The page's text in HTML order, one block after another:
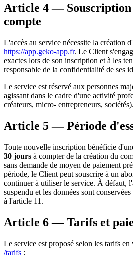
Article 4 — Souscription
compte
L'accès au service nécessite la création
https://app.geko-app.fr. Le Client
exactes lors de son inscription et à les
responsable de la confidentialité de ses
Le service est réservé aux personnes
agissant dans le cadre d'une activité
créateurs, micro- entrepreneurs, sociétés).
Article 5 — Période
Toute nouvelle inscription bénéficie
30 jours à compter de la création du
sans demande de moyen de paiement
période, le Client peut souscrire à un
continuer à utiliser le service. À défaut,
suspendu et les données sont
à l'article 11.
Article 6 — Tarifs et
Le service est proposé selon les tarifs
/tarifs :